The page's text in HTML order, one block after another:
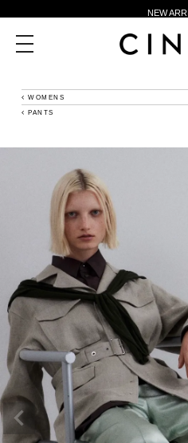
NEW
新規会員登録500ポ
夏季休業に伴う一部
toggle
navigation
WOMENS
PANTS